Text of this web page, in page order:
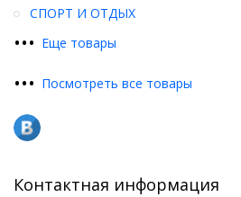
••• Еще товары
СПОРТ И ОТДЫХ
••• Посмотреть все товары
Контактная информация